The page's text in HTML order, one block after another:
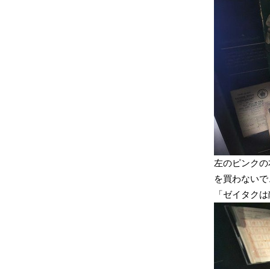
左のピンク
を買わない
「ゼイタク